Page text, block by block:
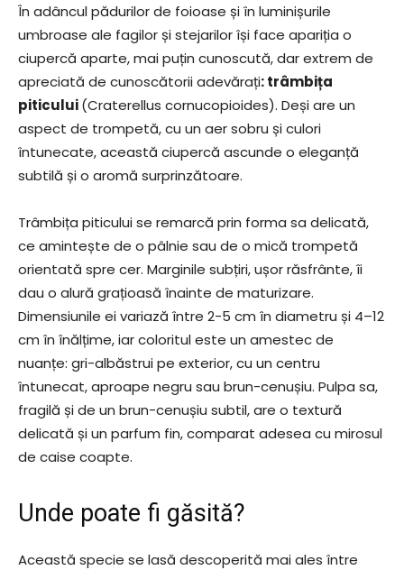
În adâncul pădurilor de foioase și în luminișurile
umbroase ale fagilor și stejarilor își face apariția o
ciupercă aparte, mai puțin cunoscută, dar extrem de
apreciată de cunoscătorii adevărați: trâmbița
piticului(Craterellus cornucopioides). Deși are un
aspect de trompetă, cu un aer sobru și culori
întunecate, această ciupercă ascunde o eleganță
subtilă și o aromă surprinzătoare.
Trâmbița piticului se remarcă prin forma sa delicată,
ce amintește de o pâlnie sau de o mică trompetă
orientată spre cer. Marginile subțiri, ușor răsfrânte, îi
dau o alură grațioasă înainte de maturizare.
Dimensiunile ei variază între 2-5 cm în diametru și 4–12
cm în înălțime, iar coloritul este un amestec de
nuanțe: gri-albăstrui pe exterior, cu un centru
întunecat, aproape negru sau brun-cenușiu. Pulpa sa,
fragilă și de un brun-cenușiu subtil, are o textură
delicată și un parfum fin, comparat adesea cu mirosul
de caise coapte.
Unde poate fi găsită?
Această specie se lasă descoperită mai ales între